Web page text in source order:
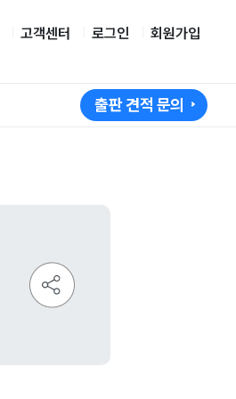
고객센터 로그인 회원가입
출판 견적 문의